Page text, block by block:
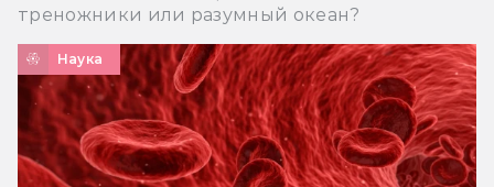
треножники или разумный океан?
Наука